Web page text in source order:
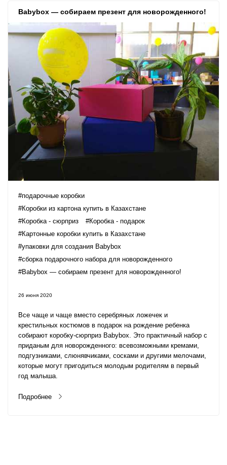
Babybox — собираем презент для новорожденного!
#подарочные коробки
#Коробки из картона купить в Казахстане
#Коробка - сюрприз
#Коробка - подарок
#Картонные коробки купить в Казахстане
#упаковки для создания Babybox
#сборка подарочного набора для новорожденного
#Babybox — собираем презент для новорожденного!
26 июня 2020
Все чаще и чаще вместо серебряных ложечек и
крестильных костюмов в подарок на рождение ребенка
собирают коробку-сюрприз Babybox. Это практичный набор с
приданым для новорожденного: всевозможными кремами,
подгузниками, слюнявчиками, сосками и другими мелочами,
которые могут пригодиться молодым родителям в первый
год малыша.
Подробнее